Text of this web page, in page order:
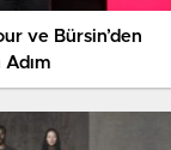
ve Bürsin’den
Adım